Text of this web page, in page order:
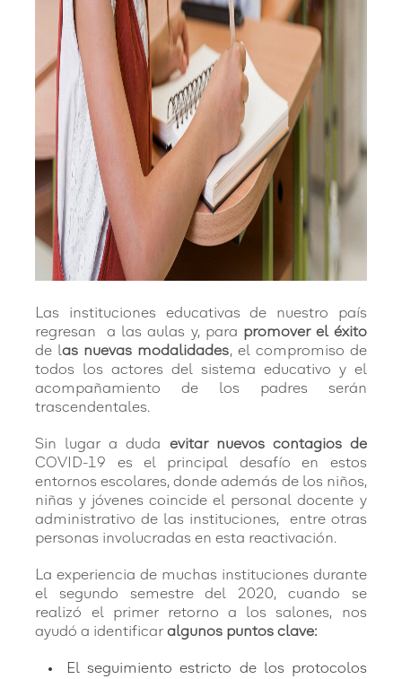
Las instituciones educativas de nuestro país
regresan a las aulas y, para promover el éxito
de las nuevas modalidades, el compromiso de
todos los actores del sistema educativo y el
acompañamiento de los padres serán
trascendentales.
Sin lugar a duda evitar nuevos contagios de
COVID-19 es el principal desafío en estos
entornos escolares, donde además de los niños,
niñas y jóvenes coincide el personal docente y
administrativo de las instituciones, entre otras
personas involucradas en esta reactivación.
La experiencia de muchas instituciones durante
el segundo semestre del 2020, cuando se
realizó el primer retorno a los salones, nos
ayudó a identificaralgunos puntos clave:
El seguimiento estricto de los protocolos